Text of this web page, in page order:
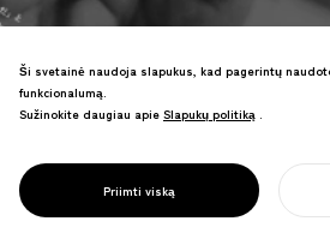
CTI JAPAN &
WAKE UP
kilmės"
Ši svetainė naudoja slapukus, kad pagerintų
funkcionalumą.
Sužinokite daugiau apie Slapukų politiką
Slapukų politiką .
Priimti viską